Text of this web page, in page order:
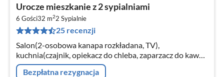
Urocze mieszkanie z 2 sypialniami
6 Gości32 m22 Sypialnie
25 recenzji
Salon(2-osobowa kanapa rozkładana, TV),
kuchnia(czajnik, opiekacz do chleba, zaparzacz do kawy,
kuchenka mikrofalowa, zmywarka do naczyń, lodówka, )
Bezpłatna rezygnacja